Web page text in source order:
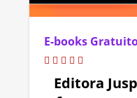
E-books
Editora